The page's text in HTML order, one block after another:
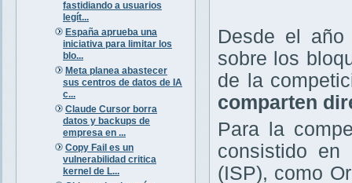
fastidiando a usuarios
legít...
España aprueba una
iniciativa para limitar los
blo...
Meta planea abastecer
sus centros de datos de IA
c...
Claude Cursor borra
datos y backups de
empresa en ...
Copy Fail es un
vulnerabilidad critica
kernel de L...
Desde el
sobre los
de la
comparten
Para la
consistido en
(ISP), como